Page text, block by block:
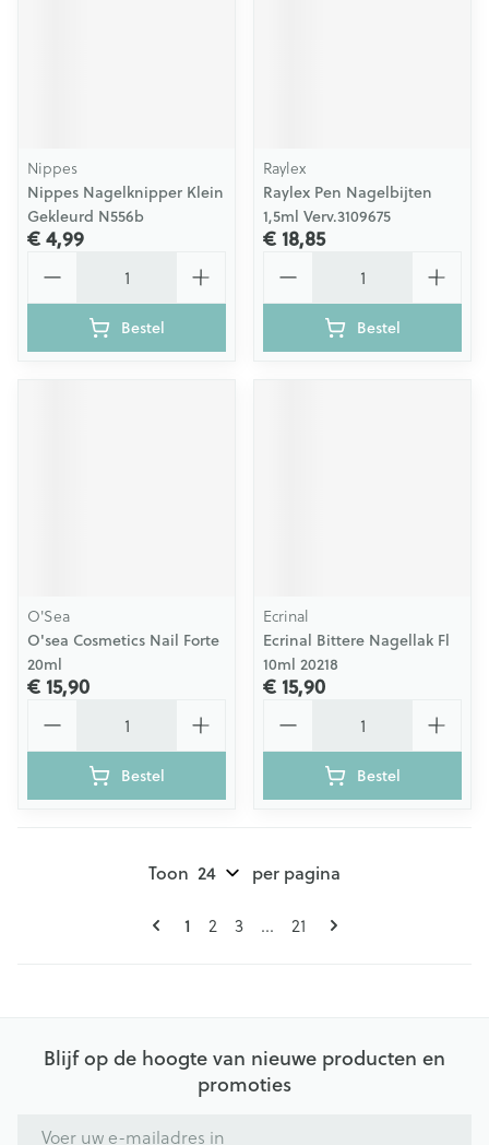
Nippes
Nippes Nagelknipper Klein
Gekleurd N556b
€ 4,99
Bestel
Raylex
Raylex Pen Nagelbijten
1,5ml Verv.3109675
€ 18,85
Bestel
O'Sea
O'sea Cosmetics Nail Forte
20ml
€ 15,90
Bestel
Ecrinal
Ecrinal Bittere Nagellak Fl
10ml 20218
€ 15,90
Bestel
Pagina's
U lees momenteel pagina
1 Pagina
2 Pagina
3 ... Pagina
21
Toon per pagina
Blijf op de hoogte van nieuwe producten en
promoties